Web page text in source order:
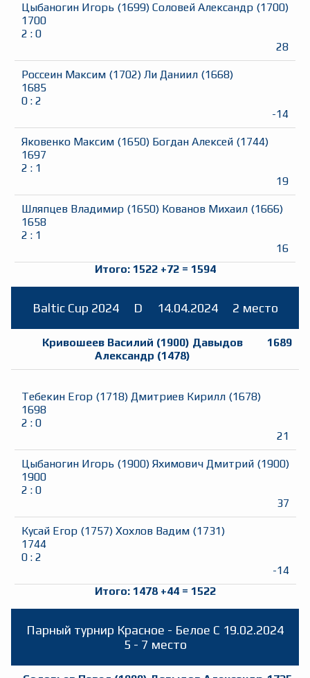
Цыбаногин Игорь (1699) Соловей Александр (1700)
1700
2 : 0
28
Россеин Максим (1702) Ли Даниил (1668)
1685
0 : 2
-14
Яковенко Максим (1650) Богдан Алексей (1744)
1697
2 : 1
19
Шляпцев Владимир (1650) Кованов Михаил (1666)
1658
2 : 1
16
Итого: 1522 +72= 1594
Baltic Cup 2024 D 14.04.2024 2 место
Кривошеев Василий (1900) Давыдов
Александр (1478)
1689
Тебекин Егор (1718) Дмитриев Кирилл (1678)
1698
2 : 0
21
Цыбаногин Игорь (1900) Яхимович Дмитрий (1900)
1900
2 : 0
37
Кусай Егор (1757) Хохлов Вадим (1731)
1744
0: 2
-14
Итого: 1478 +44= 1522
Парный турнир Красное - Белое C 19.02.2024
5 - 7 место